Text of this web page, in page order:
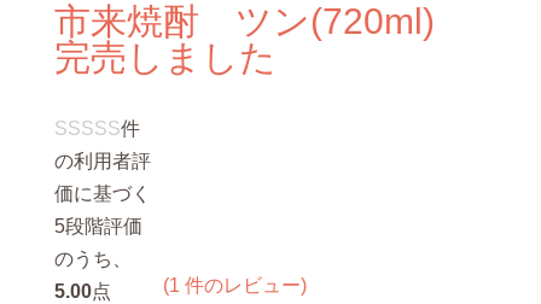
市来焼酎 ツン(720ml)
完売しました
件
の利用者評
価に基づく
5段階評価
のうち、
5.00点 (1 件のレビュー)